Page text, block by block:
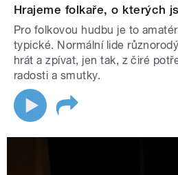
Hrajeme folkaře, o kterých
Pro folkovou hudbu je to
typické. Normální lide
hrát a zpívat, jen tak, z čiré
radosti a smutky.